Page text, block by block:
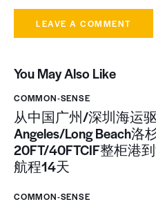
You May Also Like
COMMON-SENSE
从中国广州/深圳海运
Angeles/Long Beach
20FT/40FTCIF整柜港
航程14天
COMMON-SENSE